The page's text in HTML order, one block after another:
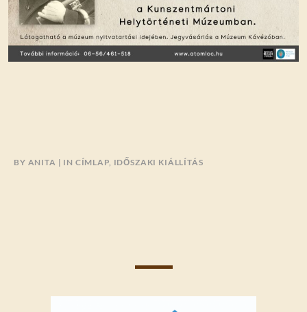
BY ANITA IN CÍMLAP, IDŐSZAKI KIÁLLÍTÁS